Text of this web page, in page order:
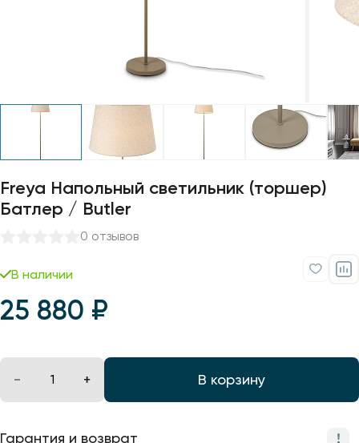
Freya Напольный светильник (торшер)
Батлер / Butler
0 отзывов
В наличии
25 880 ₽
В корзину
Гарантия и возврат